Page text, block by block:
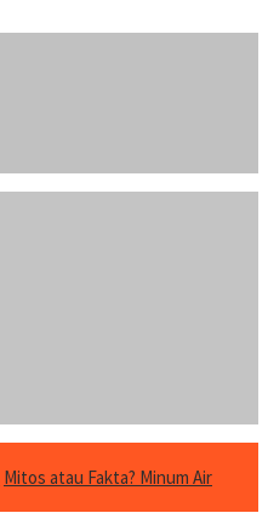
Mitos atau Fakta? Minum Air